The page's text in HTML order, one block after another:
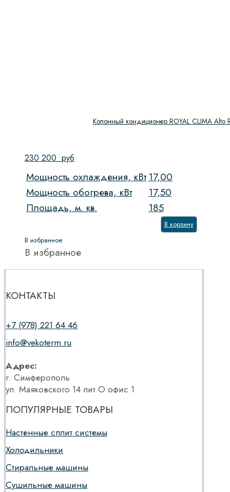
Колонный кондиционер ROYAL CLIMA Alto
230 200 руб
Мощность охлаждения, кВт 17,00
Мощность обогрева, кВт
17,50
Площадь, м. кв.
185
В корзину
В избранное
В избранное
КОНТАКТЫ
+7 (978) 221 64 46
info@vekoterm.ru
Адрес:
г. Симферополь
ул. Маяковского 14 лит О офис 1
ПОПУЛЯРНЫЕ ТОВАРЫ
Настенные сплит системы
Холодильники
Стиральные машины
Сушильные машины